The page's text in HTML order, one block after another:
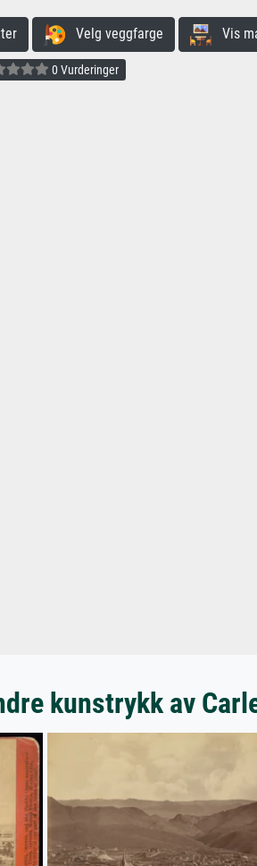
Velg veggfarge Vis
0 Vurderinger
kunstrykk av